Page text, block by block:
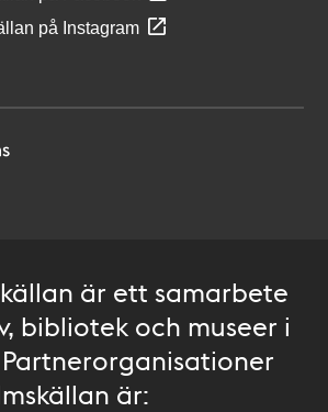
på Instagram
är ett samarbete
bibliotek och museer i
är: